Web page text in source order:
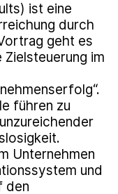
ist eine
durch
geht es
Zielsteuerung im
führen zu
Unternehmen
und
den